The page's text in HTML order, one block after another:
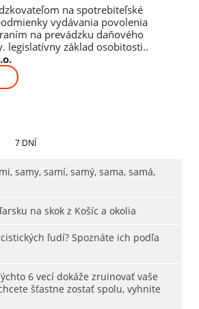
na spotrebiteľské
vydávania povolenia
na prevádzku daňového
legislatívny základ osobitosti..
7 DNÍ
samy, samí, samý, sama, samá,
na skok z Košíc a okolia
ľudí? Spoznáte ich podľa
6 vecí dokáže zruinovať vaše
šťastne zostať spolu, vyhnite